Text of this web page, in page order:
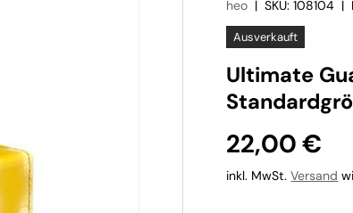
heo |SKU: 108104 |
Ausverkauft
Ultimate
22,00 €
inkl. MwSt.Versand